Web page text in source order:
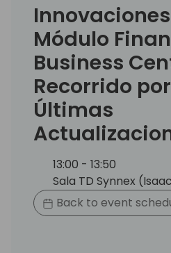
Módulo
Business
Recorrido
Últimas
13:00 - 13:50
Sala TD Synnex
Back to event